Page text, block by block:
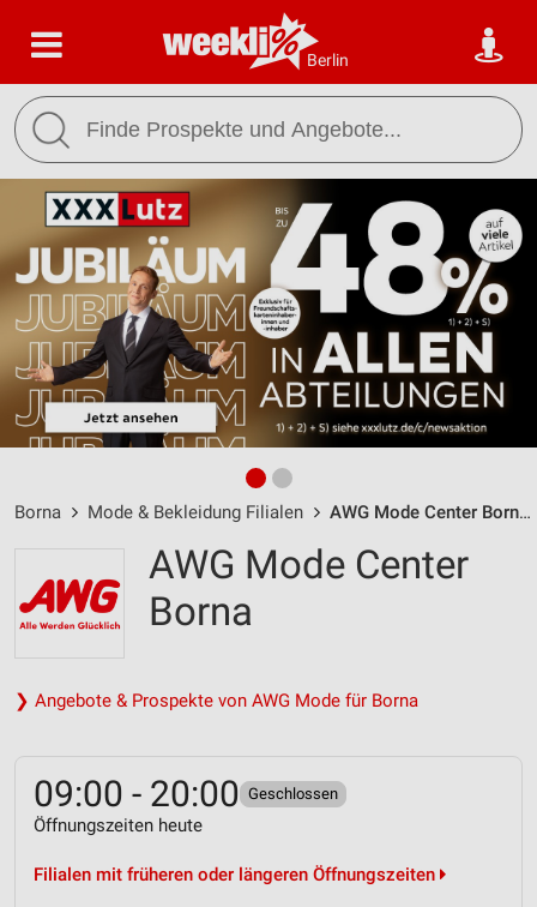
Berlin
Borna Mode & Bekleidung Filialen AWG Mode Center Borna / Am Wilhelmschacht 34 - Öffnungszeiten & Adresse
AWG Mode Center
Borna
❯ Angebote & Prospekte von AWG Mode für Borna
09:00 - 20:00 Geschlossen
Öffnungszeiten heute
Filialen mit früheren oder längeren Öffnungszeiten